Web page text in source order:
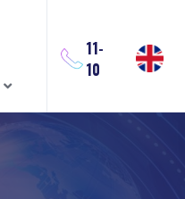
11-
10